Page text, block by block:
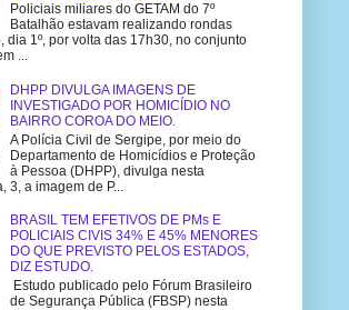
Policiais miliares do GETAM do 7º
Batalhão estavam realizando rondas
dia 1º, por volta das 17h30, no conjunto
...
DHPP DIVULGA IMAGENS DE
INVESTIGADO POR HOMICÍDIO NO
BAIRRO COROA DO MEIO.
A Polícia Civil de Sergipe, por meio do
Departamento de Homicídios e Proteção
à Pessoa (DHPP), divulga nesta
3, a imagem de P...
BRASIL TEM EFETIVOS DE PMs E
POLICIAIS CIVIS 34% E 45% MENORES
DO QUE PREVISTO PELOS ESTADOS,
DIZ ESTUDO.
Estudo publicado pelo Fórum Brasileiro
de Segurança Pública (FBSP) nesta